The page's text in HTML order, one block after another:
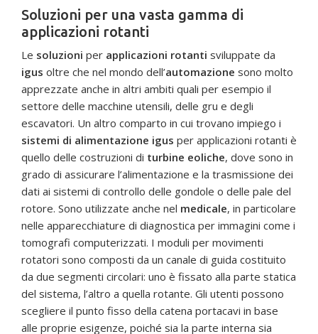
Soluzioni per una vasta gamma di
applicazioni rotanti
Le soluzioni per applicazioni rotanti sviluppate da
igus oltre che nel mondo dell’automazione sono molto
apprezzate anche in altri ambiti quali per esempio il
settore delle macchine utensili, delle gru e degli
escavatori. Un altro comparto in cui trovano impiego i
sistemi di alimentazione igus per applicazioni rotanti è
quello delle costruzioni di turbine eoliche, dove sono in
grado di assicurare l’alimentazione e la trasmissione dei
dati ai sistemi di controllo delle gondole o delle pale del
rotore. Sono utilizzate anche nel medicale, in particolare
nelle apparecchiature di diagnostica per immagini come i
tomografi computerizzati. I moduli per movimenti
rotatori sono composti da un canale di guida costituito
da due segmenti circolari: uno è fissato alla parte statica
del sistema, l’altro a quella rotante. Gli utenti possono
scegliere il punto fisso della catena portacavi in base
alle proprie esigenze, poiché sia la parte interna sia